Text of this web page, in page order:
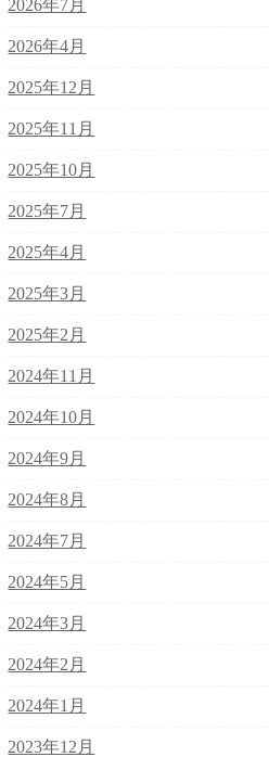
2026年7月
2026年4月
2025年12月
2025年11月
2025年10月
2025年7月
2025年4月
2025年3月
2025年2月
2024年11月
2024年10月
2024年9月
2024年8月
2024年7月
2024年5月
2024年3月
2024年2月
2024年1月
2023年12月